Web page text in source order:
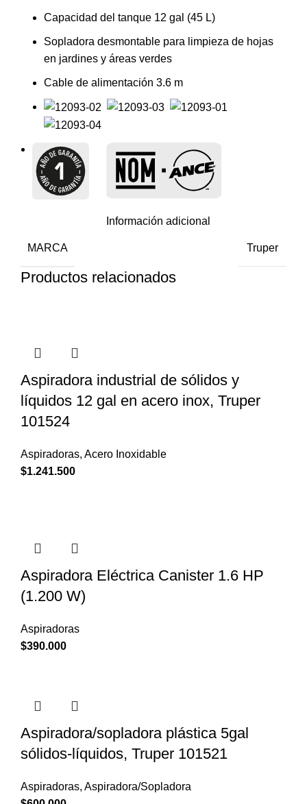
Capacidad del tanque 12 gal (45 L)
Sopladora desmontable para limpieza de hojas
en jardines y áreas verdes
Cable de alimentación 3.6 m
Información adicional
MARCA Truper
Productos relacionados
Aspiradora industrial de sólidos y
líquidos 12 gal en acero inox, Truper
101524
Aspiradoras, Acero Inoxidable
$1.241.500
Aspiradora Eléctrica Canister 1.6 HP
(1.200 W)
Aspiradoras
$390.000
Aspiradora/sopladora plástica 5gal
sólidos-líquidos, Truper 101521
Aspiradoras, Aspiradora/Sopladora